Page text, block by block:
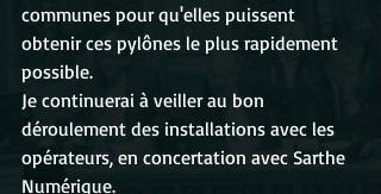
communes pour qu'elles puissent
obtenir ces pylônes le plus rapidement
possible.
Je continuerai à veiller au bon
déroulement des installations avec les
opérateurs, en concertation avec Sarthe
Numérique.